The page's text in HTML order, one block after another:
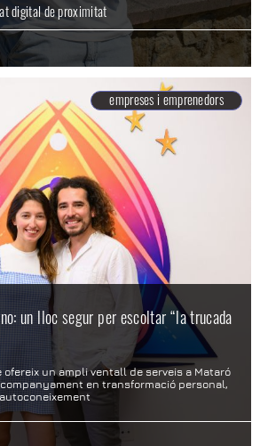
digital de proximitat
empreses i emprenedors
un lloc segur per escoltar “la trucada
ofereix un ampli ventall de serveis a Mataró
en transformació personal,